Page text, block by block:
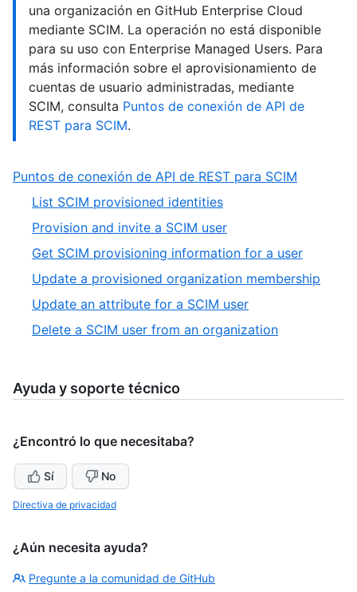
una organización en GitHub Enterprise Cloud
mediante SCIM. La operación no está disponible
para su uso con Enterprise Managed Users. Para
más información sobre el aprovisionamiento de
cuentas de usuario administradas, mediante
SCIM, consulta Puntos de conexión de API de
REST para SCIM.
Puntos de conexión de API de REST para SCIM
List SCIM provisioned identities,
6
Provision and invite a SCIM user,
6
Get SCIM provisioning information for a user,
3
of
Update a provisioned organization membership
Update an attribute for a SCIM user,
Delete a SCIM user from an organization,
Ayuda y soporte técnico
¿Encontró lo que necesitaba?
Sí No
Directiva de privacidad
¿Aún necesita ayuda?
Pregunte a la comunidad de GitHub